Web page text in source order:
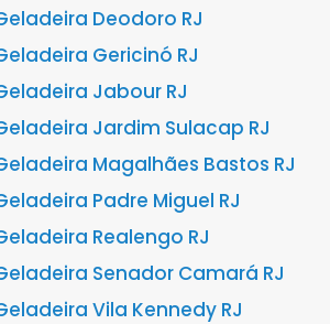
Deodoro RJ
Gericinó RJ
Jabour RJ
Jardim Sulacap RJ
Magalhães Bastos RJ
Padre Miguel RJ
Realengo RJ
Senador Camará RJ
Vila Kennedy RJ